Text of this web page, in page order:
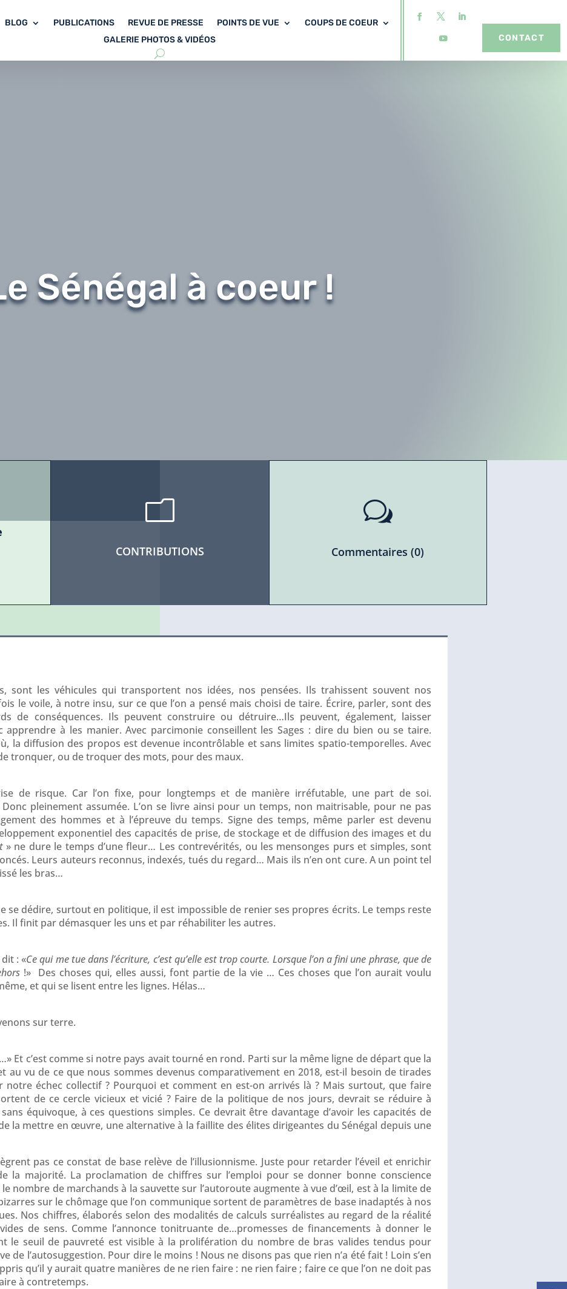
BLOG PUBLICATIONS REVUE DE PRESSE POINTS DE VUE
COUPS DE COEUR
GALERIE PHOTOS & VIDÉOS
CONTACT
Sénégal à coeur !
m
CONTRIBUTIONS
w
Commentaires (0)
sont les véhicules qui transportent nos idées, nos pensées. Ils trahissent souvent nos
le voile, à notre insu, sur ce que l’on a pensé mais choisi de taire. Écrire, parler, sont des
de conséquences. Ils peuvent construire ou détruire…Ils peuvent, également, laisser
à les manier. Avec parcimonie conseillent les Sages : dire du bien ou se taire.
la diffusion des propos est devenue incontrôlable et sans limites spatio-temporelles. Avec
tronquer, ou de troquer des mots, pour des maux.
de risque. Car l’on fixe, pour longtemps et de manière irréfutable, une part de soi.
pleinement assumée. L’on se livre ainsi pour un temps, non maitrisable, pour ne pas
des hommes et à l’épreuve du temps. Signe des temps, même parler est devenu
exponentiel des capacités de prise, de stockage et de diffusion des images et du
» ne dure le temps d’une fleur… Les contrevérités, ou les mensonges purs et simples, sont
Leurs auteurs reconnus, indexés, tués du regard… Mais ils n’en ont cure. A un point tel
les bras…
se dédire, surtout en politique, il est impossible de renier ses propres écrits. Le temps reste
Il finit par démasquer les uns et par réhabiliter les autres.
: «Ce qui me tue dans l’écriture, c’est qu’elle est trop courte. Lorsque l’on a fini une phrase, que de
!» Des choses qui, elles aussi, font partie de la vie … Ces choses que l’on aurait voulu
et qui se lisent entre les lignes. Hélas…
sur terre.
Et c’est comme si notre pays avait tourné en rond. Parti sur la même ligne de départ que la
au vu de ce que nous sommes devenus comparativement en 2018, est-il besoin de tirades
notre échec collectif ? Pourquoi et comment en est-on arrivés là ? Mais surtout, que faire
de ce cercle vicieux et vicié ? Faire de la politique de nos jours, devrait se réduire à
équivoque, à ces questions simples. Ce devrait être davantage d’avoir les capacités de
la mettre en œuvre, une alternative à la faillite des élites dirigeantes du Sénégal depuis une
pas ce constat de base relève de l’illusionnisme. Juste pour retarder l’éveil et enrichir
la majorité. La proclamation de chiffres sur l’emploi pour se donner bonne conscience
nombre de marchands à la sauvette sur l’autoroute augmente à vue d’œil, est à la limite de
sur le chômage que l’on communique sortent de paramètres de base inadaptés à nos
Nos chiffres, élaborés selon des modalités de calculs surréalistes au regard de la réalité
de sens. Comme l’annonce tonitruante de…promesses de financements à donner le
le seuil de pauvreté est visible à la prolifération du nombre de bras valides tendus pour
de l’autosuggestion. Pour dire le moins ! Nous ne disons pas que rien n’a été fait ! Loin s’en
qu’il y aurait quatre manières de ne rien faire : ne rien faire ; faire ce que l’on ne doit pas
à contretemps.